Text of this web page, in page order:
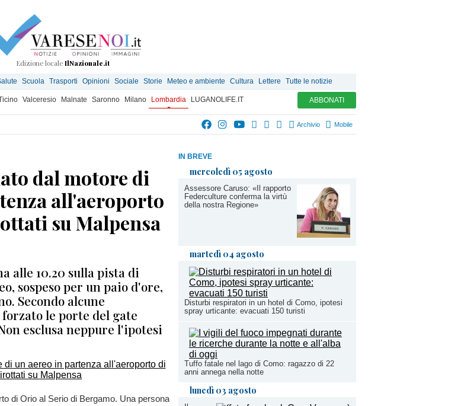
Edizione locale IlNazionale.it
Scuola Trasporti Opinioni Sociale Storie Meteo e ambiente Cultura Lettere Tutte le notizie
Valceresio Malnate Saronno Milano Lombardia LUGANOLIFE.IT ABBONATI
Archivio Mobile
IN BREVE
mercoledì 05 agosto
Assessore Caruso: «Il rapporto
Federculture conferma la virtù
della nostra Regione»
martedì 04 agosto
Disturbi respiratori in un hotel di Como, ipotesi
spray urticante: evacuati 150 turisti
Tuffo fatale nel lago di Como: ragazzo di 22
anni annega nella notte
lunedì 03 agosto
dal motore di
all'aeroporto
su Malpensa
alle 10.20 sulla pista di
sospeso per un paio d'ore,
Secondo alcune
le porte del gate
esclusa neppure l'ipotesi
di Orio al Serio di Bergamo. Una persona